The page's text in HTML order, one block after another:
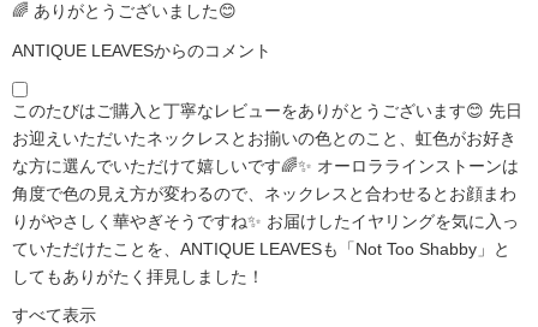
🌈 ありがとうございました😊
ANTIQUE LEAVESからのコメント
このたびはご購入と丁寧なレビューをありがとうございます😊 先日
お迎えいただいたネックレスとお揃いの色とのこと、虹色がお好き
な方に選んでいただけて嬉しいです🌈✨ オーロララインストーンは
角度で色の見え方が変わるので、ネックレスと合わせるとお顔まわ
りがやさしく華やぎそうですね✨ お届けしたイヤリングを気に入っ
ていただけたことを、ANTIQUE LEAVESも「Not Too Shabby」と
してもありがたく拝見しました！
すべて表示